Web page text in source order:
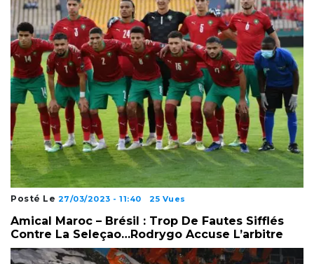
Posté Le 27/03/2023 - 11:40 25 Vues
Amical Maroc – Brésil : Trop De Fautes Sifflés
Contre La Seleçao…Rodrygo Accuse L’arbitre